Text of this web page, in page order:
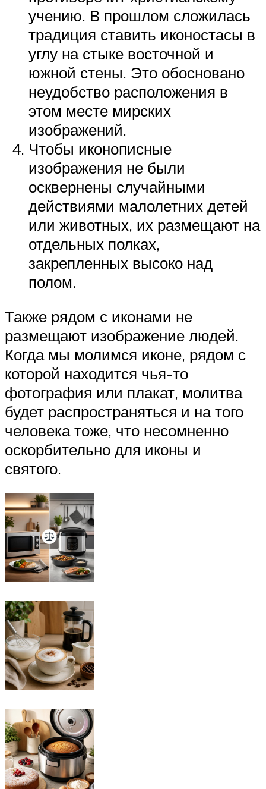
учению. В прошлом сложилась
традиция ставить иконостасы в
углу на стыке восточной и
южной стены. Это обосновано
неудобство расположения в
этом месте мирских
изображений.
Чтобы иконописные
изображения не были
осквернены случайными
действиями малолетних детей
или животных, их размещают на
отдельных полках,
закрепленных высоко над
полом.
Также рядом с иконами не
размещают изображение людей.
Когда мы молимся иконе, рядом с
которой находится чья-то
фотография или плакат, молитва
будет распространяться и на того
человека тоже, что несомненно
оскорбительно для иконы и
святого.